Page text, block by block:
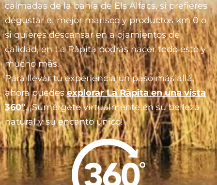
calmadas de la bahía de Els Alfacs, si prefieres
degustar el mejor marisco y productos km 0 o
si quieres descansar en alojamientos de
calidad, en La Ràpita podrás hacer todo esto y
mucho más.
Para llevar tu experiencia un paso más allá,
ahora puedesexplorar La Ràpita en una vista
360º. ¡Sumérgete virtualmente en su belleza
natural y su encanto único!